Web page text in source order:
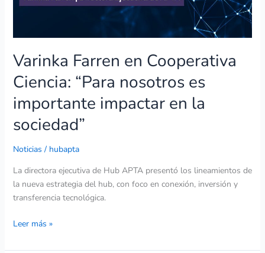
Varinka Farren en Cooperativa
Ciencia: “Para nosotros es
importante impactar en la
sociedad”
Noticias / hubapta
La directora ejecutiva de Hub APTA presentó los lineamientos de
la nueva estrategia del hub, con foco en conexión, inversión y
transferencia tecnológica.
impactar
Leer más »